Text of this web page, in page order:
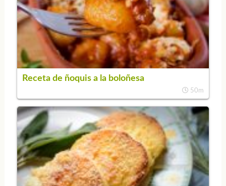
Receta de ñoquis a la boloñesa
50m